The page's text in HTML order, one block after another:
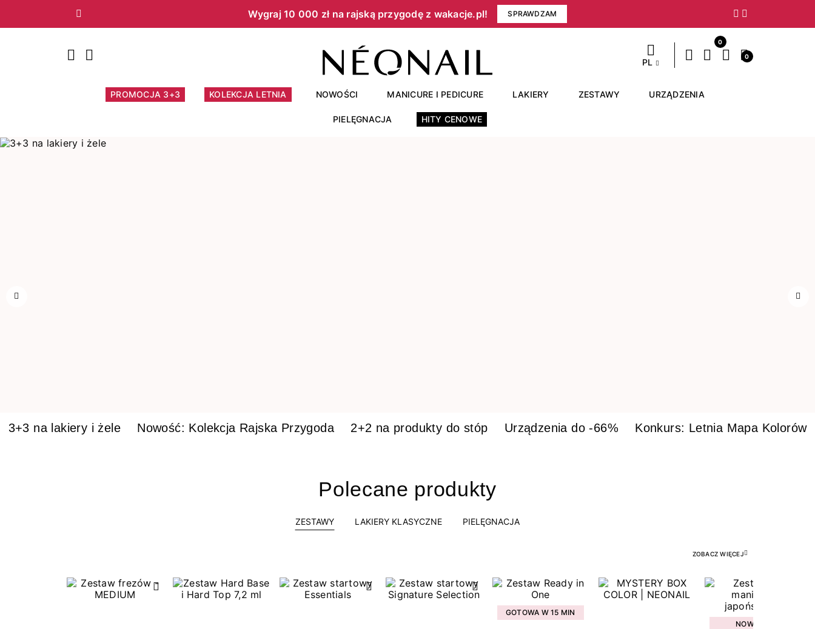
Wygraj 10 000 zł na rajską przygodę z wakacje.pl!​ SPRAWDZAM
Poprzedni Następny
PL
0
0
PROMOCJA 3+3 KOLEKCJA LETNIA NOWOŚCI MANICURE I PEDICURE LAKIERY ZESTAWY URZĄDZENIA
PIELĘGNACJA HITY CENOWE
3+3 na lakiery i żele Nowość: Kolekcja Rajska Przygoda 2+2 na produkty do stóp Urządzenia do -66% Konkurs: Letnia Mapa Kolorów
Polecane produkty
ZESTAWY LAKIERY KLASYCZNE PIELĘGNACJA
ZOBACZ WIĘCEJ
GOTOWA W 15 MIN
NOWOŚĆ